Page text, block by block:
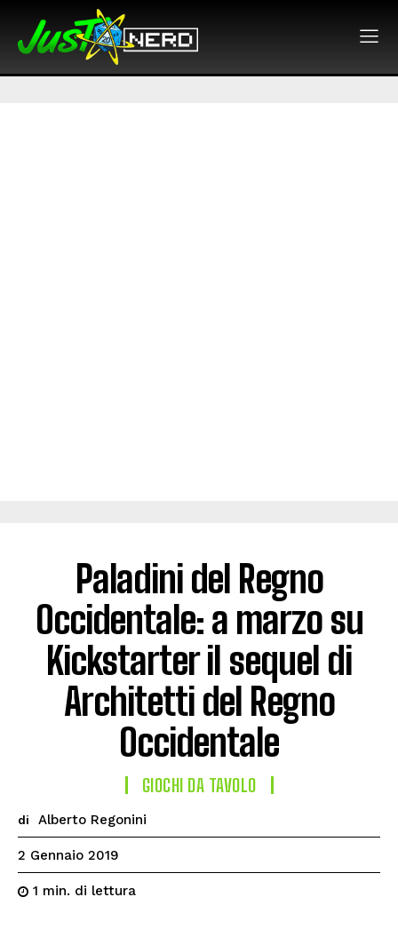
Paladini del Regno
Occidentale: a marzo su
Kickstarter il sequel di
Architetti del Regno
Occidentale
GIOCHI DA TAVOLO
di Alberto Regonini
2 Gennaio 2019
1 min. di lettura